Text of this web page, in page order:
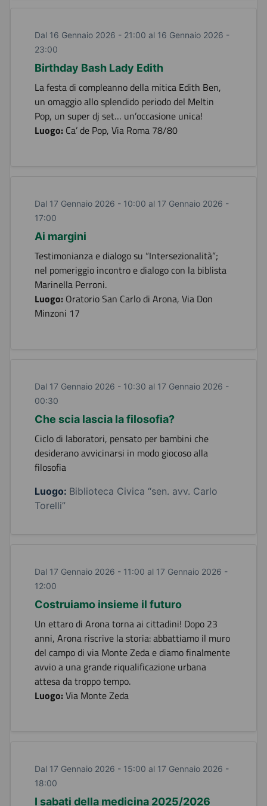
Dal 16 Gennaio 2026 - 21:00 al 16 Gennaio 2026 -
23:00
Birthday Bash Lady Edith
La festa di compleanno della mitica Edith Ben,
un omaggio allo splendido periodo del Meltin
Pop, un super dj set… un’occasione unica!
Luogo: Ca’ de Pop, Via Roma 78/80
Dal 17 Gennaio 2026 - 10:00 al 17 Gennaio 2026 -
17:00
Ai margini
Testimonianza e dialogo su “Intersezionalità”;
nel pomeriggio incontro e dialogo con la biblista
Marinella Perroni.
Luogo: Oratorio San Carlo di Arona, Via Don
Minzoni 17
Dal 17 Gennaio 2026 - 10:30 al 17 Gennaio 2026 -
00:30
Che scia lascia la filosofia?
Ciclo di laboratori, pensato per bambini che
desiderano avvicinarsi in modo giocoso alla
filosofia
Luogo: Biblioteca Civica “sen. avv. Carlo
Torelli”
Dal 17 Gennaio 2026 - 11:00 al 17 Gennaio 2026 -
12:00
Costruiamo insieme il futuro
Un ettaro di Arona torna ai cittadini! Dopo 23
anni, Arona riscrive la storia: abbattiamo il muro
del campo di via Monte Zeda e diamo finalmente
avvio a una grande riqualificazione urbana
attesa da troppo tempo.
Luogo:Via Monte Zeda
Dal 17 Gennaio 2026 - 15:00 al 17 Gennaio 2026 -
18:00
I sabati della medicina 2025/2026